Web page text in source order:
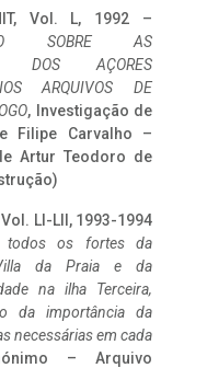
Vol. L, 1992 –
SOBRE AS
DOS AÇORES
ARQUIVOS DE
, Investigação de
Filipe Carvalho –
Artur Teodoro de
LI-LII, 1993-1994
todos os fortes da
da Praia e da
na ilha Terceira,
da importância da
necessárias em cada
– Arquivo